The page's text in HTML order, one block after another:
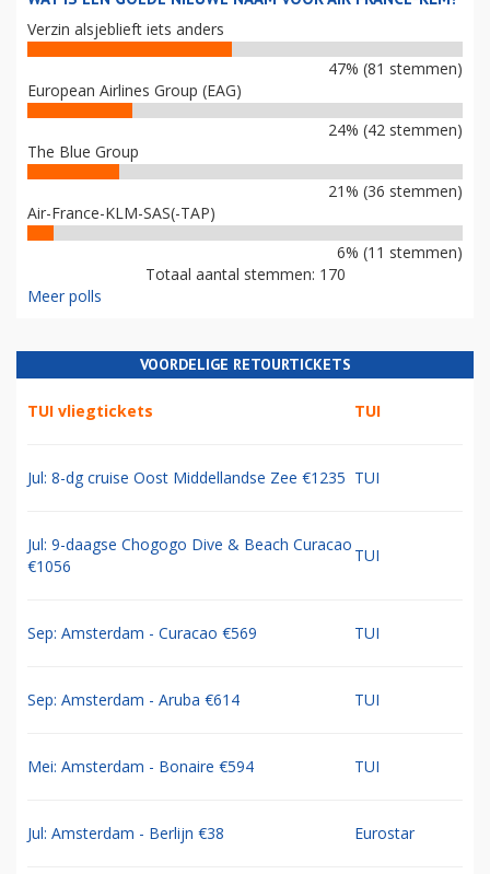
Verzin alsjeblieft iets anders
47% (81 stemmen)
European Airlines Group (EAG)
24% (42 stemmen)
The Blue Group
21% (36 stemmen)
Air-France-KLM-SAS(-TAP)
6% (11 stemmen)
Totaal aantal stemmen: 170
Meer polls
VOORDELIGE RETOURTICKETS
TUI vliegtickets TUI
Jul: 8-dg cruise Oost Middellandse Zee €1235 TUI
Jul: 9-daagse Chogogo Dive & Beach Curacao
€1056
TUI
Sep: Amsterdam - Curacao €569 TUI
Sep: Amsterdam - Aruba €614 TUI
Mei: Amsterdam - Bonaire €594 TUI
Jul: Amsterdam - Berlijn €38 Eurostar